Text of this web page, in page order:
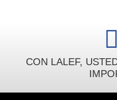
CON LALEF,